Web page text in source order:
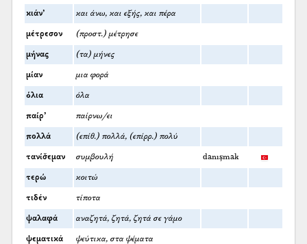
κιάν’ και άνω, και εξής, και πέρα
μέτρεσον (προστ.) μέτρησε
μήνας (τα) μήνες
μίαν μια φορά
όλια όλα
παίρ’ παίρνω/ει
πολλά (επίθ.) πολλά, (επίρρ.) πολύ
τανίσ̌εμαν συμβουλή danışmak
τερώ κοιτώ
τιδέν τίποτα
ψαλαφά αναζητά, ζητά, ζητά σε γάμο
ψεματικά ψεύτικα, στα ψέματα